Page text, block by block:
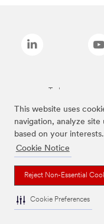
This website uses
navigation, analyze
based on your interests.
Cookie Notice
Reject Non-Essential
Cookie Preferences
Todas as marcas